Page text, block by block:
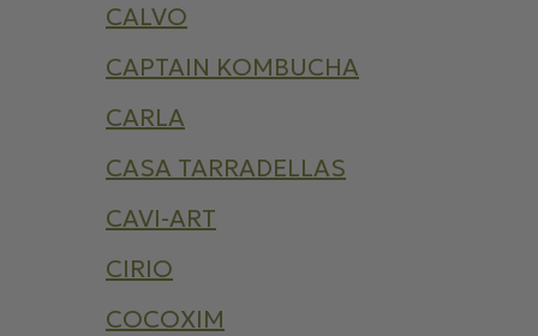
CALVO
CAPTAIN KOMBUCHA
CARLA
CASA TARRADELLAS
CAVI-ART
CIRIO
COCOXIM